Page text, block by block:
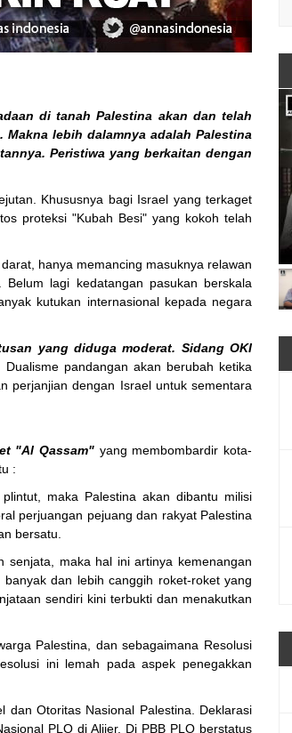
di tanah Palestina akan dan telah
lebih dalamnya adalah Palestina
Peristiwa yang berkaitan dengan
Khususnya bagi Israel yang terkaget
proteksi "Kubah Besi" yang kokoh telah
hanya memancing masuknya relawan
lagi kedatangan pasukan berskala
kutukan internasional kepada negara
yang diduga moderat. Sidang OKI
Dualisme pandangan akan berubah ketika
perjanjian dengan Israel untuk sementara
"Al Qassam" yang membombardir kota-
:
maka Palestina akan dibantu milisi
perjuangan pejuang dan rakyat Palestina
bersatu.
senjata, maka hal ini artinya kemenangan
dan lebih canggih roket-roket yang
sendiri kini terbukti dan menakutkan
Palestina, dan sebagaimana Resolusi
ini lemah pada aspek penegakkan
dan Otoritas Nasional Palestina. Deklarasi
PLO di Aljier. Di PBB PLO berstatus